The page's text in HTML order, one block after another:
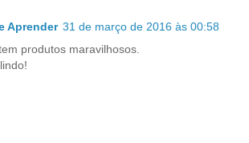
Aprender 31 de março de 2016 às 00:58
produtos maravilhosos.